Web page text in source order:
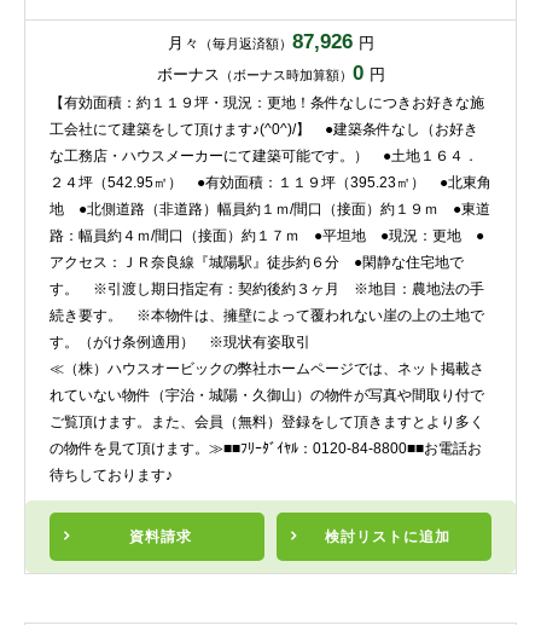
月々 （毎月返済額） 87,926 円
ボーナス （ボーナス時加算額） 0 円
資料請求 検討リスト に追加
【有効面積：約１１９坪・現況：更地！条件なしにつきお好きな施
工会社にて建築をして頂けます♪(^0^)/】 ●建築条件なし（お好き
な工務店・ハウスメーカーにて建築可能です。） ●土地１６４．
２４坪（542.95㎡） ●有効面積：１１９坪（395.23㎡） ●北東角
地 ●北側道路（非道路）幅員約１ｍ/間口（接面）約１９ｍ ●東道
路：幅員約４ｍ/間口（接面）約１７ｍ ●平坦地 ●現況：更地 ●
アクセス：ＪＲ奈良線『城陽駅』徒歩約６分 ●閑静な住宅地で
す。 ※引渡し期日指定有：契約後約３ヶ月 ※地目：農地法の手
続き要す。 ※本物件は、擁壁によって覆われない崖の上の土地で
す。（がけ条例適用） ※現状有姿取引
≪（株）ハウスオービックの弊社ホームページでは、ネット掲載さ
れていない物件（宇治・城陽・久御山）の物件が写真や間取り付で
ご覧頂けます。また、会員（無料）登録をして頂きますとより多く
の物件を見て頂けます。≫■■ﾌﾘｰﾀﾞｲﾔﾙ：0120-84-8800■■お電話お
待ちしております♪